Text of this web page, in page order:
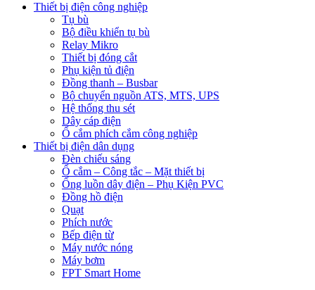
Thiết bị điện công nghiệp
Tụ bù
Bộ điều khiển tụ bù
Relay Mikro
Thiết bị đóng cắt
Phụ kiện tủ điện
Đồng thanh – Busbar
Bộ chuyển nguồn ATS, MTS, UPS
Hệ thống thu sét
Dây cáp điện
Ổ cắm phích cắm công nghiệp
Thiết bị điện dân dụng
Đèn chiếu sáng
Ổ cắm – Công tắc – Mặt thiết bị
Ống luồn dây điện – Phụ Kiện PVC
Đồng hồ điện
Quạt
Phích nước
Bếp điện từ
Máy nước nóng
Máy bơm
FPT Smart Home